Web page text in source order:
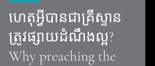
ហេតុអ្វីបានជាគ្រីស្ទាន
ត្រូវផ្សាយដំណឹងល្អ?
Why preaching the